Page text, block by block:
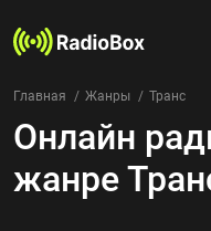
Радиостанции
Страны
Главная Жанры Транс
Онлайн
жанре